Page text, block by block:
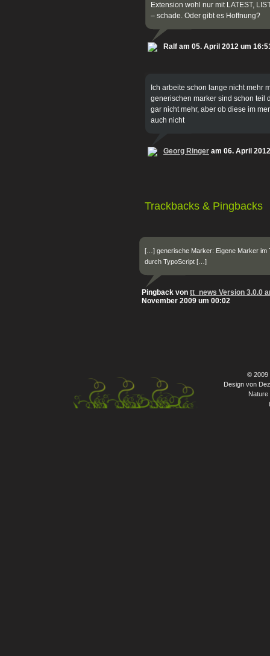
Extension wohl nur mit LATEST,
– schade. Oder gibt es Hoffnung?
Ralf am 05. April 2012 um
Ich arbeite schon lange nicht mehr
generischen marker sind schon teil
gar nicht mehr, aber ob diese im
auch nicht
Georg Ringer am 06. April
Trackbacks & Pingbacks
[…] generische Marker: Eigene Marker im
durch TypoScript […]
Pingback von tt_news Version 3.0.0
November 2009 um 00:02
© 2009
Design von
Nature